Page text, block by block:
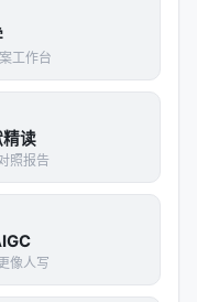
一晚"。有些人则
我，我现在不能
着时间变——上个
愿冒险。
对患者最好的方
生和患者一起，在
这个理念叫"共同决
承认一个事实：
患者在不同人生
差异都是合理
工作台
读
照报告
像人写